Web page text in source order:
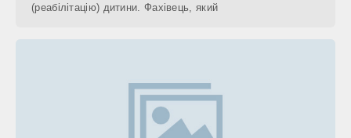
(реабілітацію) дитини. Фахівець, який